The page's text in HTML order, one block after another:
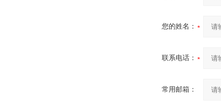
您的姓名：
联系电话：
常用邮箱：